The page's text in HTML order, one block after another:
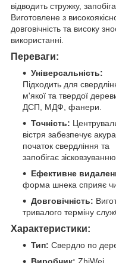
відводить стружку,
Виготовлене з
довговічність та високу
використанні.
Переваги:
Універсальність:
Підходить для
м'якої та твердої
ДСП, МДФ, фанери.
Точність:
вістря забезпечує
початок свердління та
запобігає зісковзуванню.
Ефективне
форма шнека сприяє
Довговічність:
тривалого терміну
Характеристики:
Тип: Свердло по
Виробник: ZhiWei